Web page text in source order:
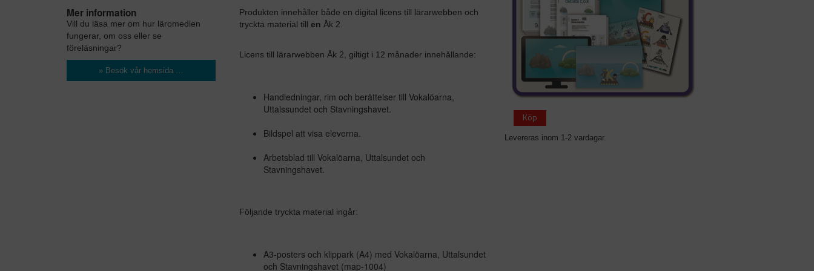
Mer information
Vill du läsa mer om hur läromedlen
fungerar, om oss eller se
föreläsningar?
» Besök vår hemsida …
Köp
Levereras inom 1-2 vardagar.
Produkten innehåller både en digital licens till lärarwebben och
tryckta material till en Åk 2.
Licens till lärarwebben Åk 2, giltigt i 12 månader innehållande:
Handledningar, rim och berättelser till Vokalöarna,
Uttalssundet och Stavningshavet.
Bildspel att visa eleverna.
Arbetsblad till Vokalöarna, Uttalsundet och
Stavningshavet.
Följande tryckta material ingår:
A3-posters och klippark (A4) med Vokalöarna, Uttalsundet
och Stavningshavet (map-1004)